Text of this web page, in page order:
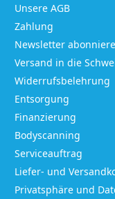
Unsere AGB
Zahlung
Newsletter
Versand in die
Widerrufsbelehrung
Entsorgung
Finanzierung
Bodyscanning
Serviceauftrag
Liefer- und
Privatsphäre und